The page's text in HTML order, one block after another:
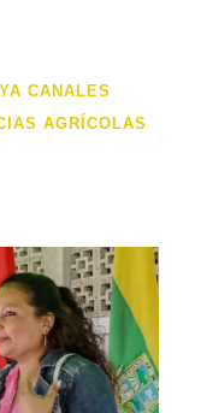
CANALES
AGRÍCOLAS